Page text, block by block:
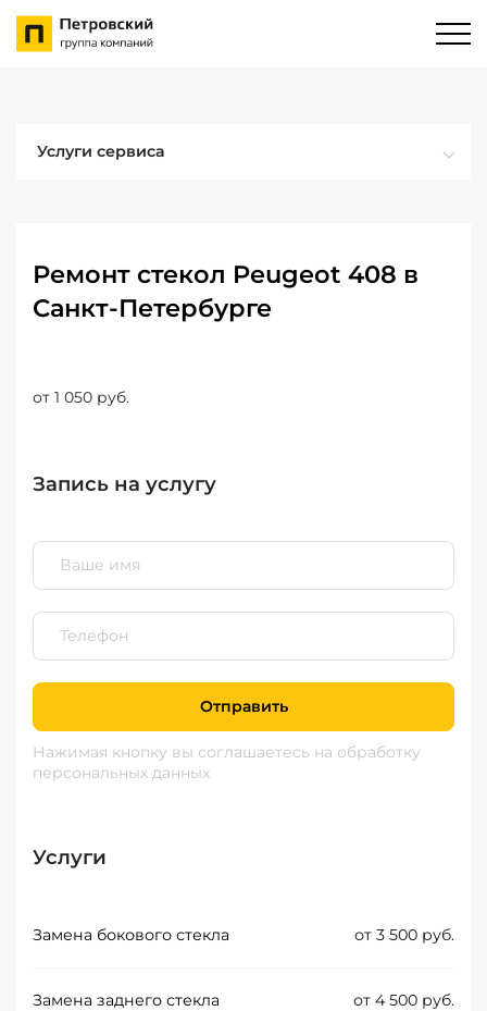
Услуги сервиса
Ремонт стекол Peugeot 408 в
Санкт-Петербурге
от 1 050 руб.
Запись на услугу
Отправить
Нажимая кнопку вы соглашаетесь на обработку
персональных данных
Услуги
Замена бокового стекла от 3 500 руб.
Замена заднего стекла от 4 500 руб.